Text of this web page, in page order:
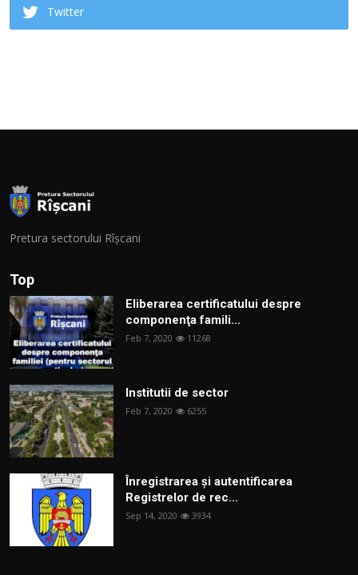
Twitter
Pretura sectorului Rîșcani
Top
Eliberarea certificatului despre
componenţa famili...
Feb 7, 2020 11268
Institutii de sector
Feb 7, 2020 6255
Înregistrarea și autentificarea
Registrelor de rec...
Sep 14, 2020 3934